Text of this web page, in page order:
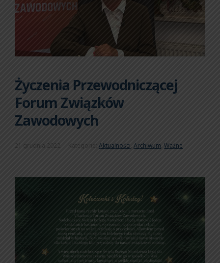
Życzenia Przewodniczącej
Forum Związków
Zawodowych
21 grudnia 2022 Kategorie: Aktualności Archiwum, Ważne